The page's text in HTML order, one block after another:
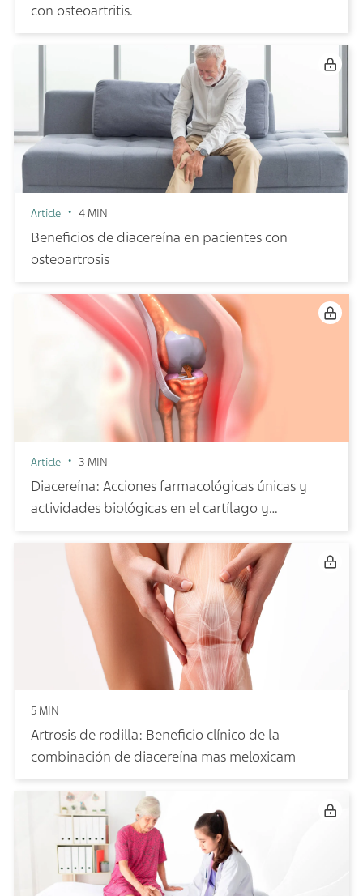
con osteoartritis.
Article 4 MIN
Beneficios de diacereína en pacientes con
osteoartrosis
Article 3 MIN
Diacereína: Acciones farmacológicas únicas y
actividades biológicas en el cartílago y
5 MIN
Artrosis de rodilla: Beneficio clínico de la
combinación de diacereína mas meloxicam